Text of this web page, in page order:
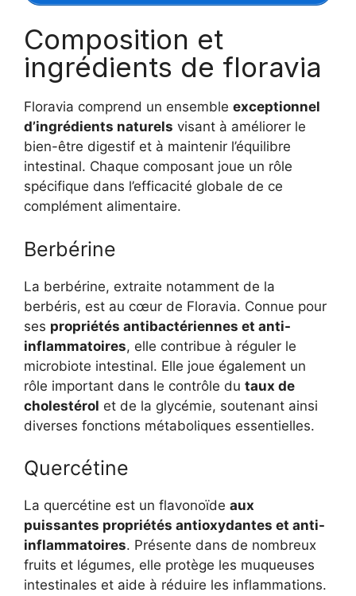
Composition et
ingrédients de floravia
Floravia comprend un ensemble exceptionnel
d’ingrédients naturels visant à améliorer le
bien-être digestif et à maintenir l’équilibre
intestinal. Chaque composant joue un rôle
spécifique dans l’efficacité globale de ce
complément alimentaire.
Berbérine
La berbérine, extraite notamment de la
berbéris, est au cœur de Floravia. Connue pour
ses propriétés antibactériennes et anti-
inflammatoires, elle contribue à réguler le
microbiote intestinal. Elle joue également un
rôle important dans le contrôle du taux de
cholestérol et de la glycémie, soutenant ainsi
diverses fonctions métaboliques essentielles.
Quercétine
La quercétine est un flavonoïde aux
puissantes propriétés antioxydantes et anti-
inflammatoires. Présente dans de nombreux
fruits et légumes, elle protège les muqueuses
intestinales et aide à réduire les inflammations.